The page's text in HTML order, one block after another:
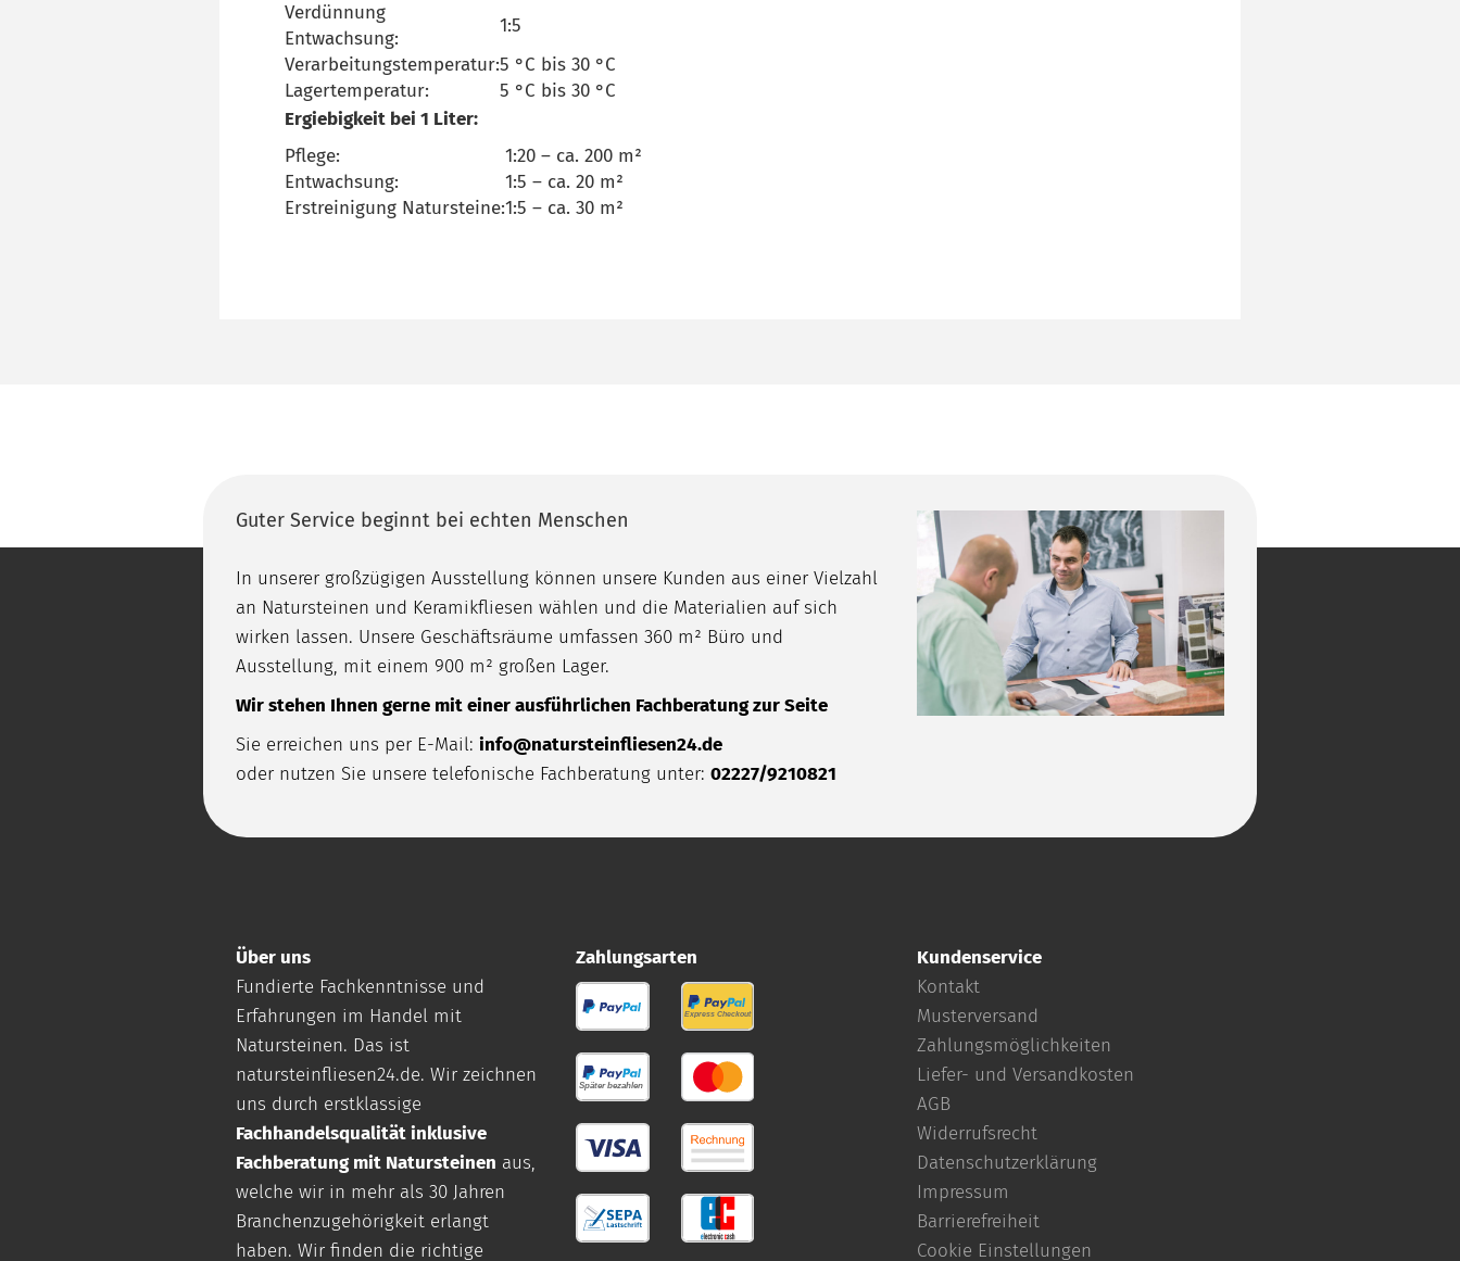
Verdünnung
Entwachsung:
1:5
Verarbeitungstemperatur:5 °C bis 30 °C
Lagertemperatur:
5 °C bis 30 °C
Ergiebigkeit bei 1 Liter:
Pflege:
1:20 – ca. 200 m²
Entwachsung:
1:5 – ca. 20 m²
Erstreinigung Natursteine:1:5 – ca. 30 m²
Guter Service beginnt bei echten Menschen
In unserer großzügigen Ausstellung können unsere Kunden aus einer Vielzahl
an Natursteinen und Keramikfliesen wählen und die Materialien auf sich
wirken lassen. Unsere Geschäftsräume umfassen 360 m² Büro und
Ausstellung, mit einem 900 m² großen Lager.
Wir stehen Ihnen gerne mit einer ausführlichen Fachberatung zur Seite
Sie erreichen uns per E-Mail: info@natursteinfliesen24.de
oder nutzen Sie unsere telefonische Fachberatung unter: 02227/9210821
Über uns
Fundierte Fachkenntnisse und
Erfahrungen im Handel mit
Natursteinen. Das ist
natursteinfliesen24.de. Wir zeichnen
uns durch erstklassige
Fachhandelsqualität inklusive
Fachberatung mit Natursteinen aus,
welche wir in mehr als 30 Jahren
Branchenzugehörigkeit erlangt
haben. Wir finden die richtige
Zahlungsarten
Kundenservice
Kontakt
Musterversand
Zahlungsmöglichkeiten
Liefer- und Versandkosten
AGB
Widerrufsrecht
Datenschutzerklärung
Impressum
Barrierefreiheit
Cookie Einstellungen